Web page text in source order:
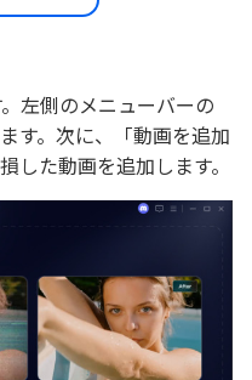
左側のメニューバーの
す。次に、「動画を追加
した動画を追加します。